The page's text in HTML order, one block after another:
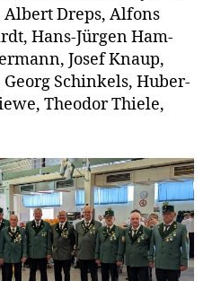
Dreps, Alfons
Hans-Jür­gen Ham­
Josef Knaup,
Schin­kels, Huber­
Theo­dor Thie­le,